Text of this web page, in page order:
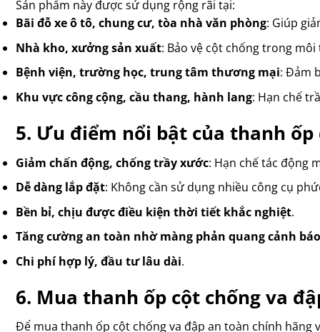
Sản phẩm này được sử dụng rộng rãi tại:
Bãi đỗ xe ô tô, chung cư, tòa nhà văn phòng: Giúp
Nhà kho, xưởng sản xuất: Bảo vệ cột chống trong
Bệnh viện, trường học, trung tâm thương mại: Đảm
Khu vực công cộng, cầu thang, hành lang: Hạn chế
5. Ưu điểm nổi bật của thanh ốp
Giảm chấn động, chống trầy xước: Hạn chế tác động
Dễ dàng lắp đặt: Không cần sử dụng nhiều công cụ
Bền bỉ, chịu được điều kiện thời tiết khắc nghiệt.
Tăng cường an toàn nhờ màng phản quang cảnh báo
Chi phí hợp lý, đầu tư lâu dài.
6. Mua thanh ốp cột chống va
Để mua thanh ốp cột chống va đập an toàn chính